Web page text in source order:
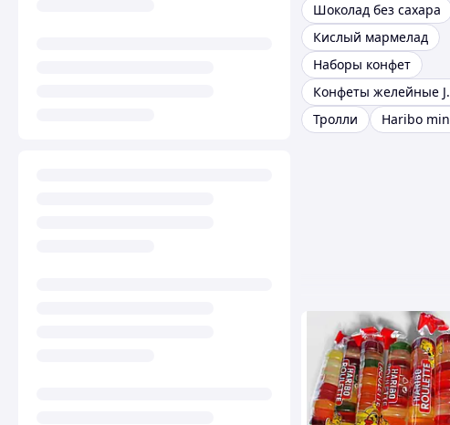
Шоколад без сахара
Кислый мармелад
Наборы конфет
Тролли
Haribo